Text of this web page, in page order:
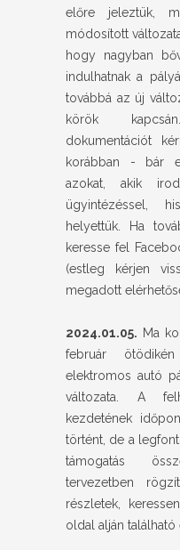
előre jeleztük,
módosított
hogy nagyban
indulhatnak a
továbbá az új
körök
dokumentációt
korábban - bár
azokat, akik
ügyintézéssel,
helyettük. Ha
keresse fel
(estleg kérjen
megadott
2024.01.05. Ma
február
elektromos autó
változata. A
kezdetének
történt, de a
támogatás
tervezetben
részletek,
oldal alján